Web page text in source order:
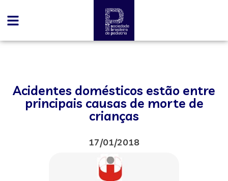
Acidentes domésticos estão entre
principais causas de morte de
crianças
17/01/2018